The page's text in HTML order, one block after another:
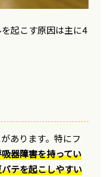
起こす原因は主に4
あります。特にフ
器障害を持ってい
テを起こしやすい